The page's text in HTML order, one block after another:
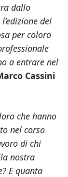
dallo
del
per coloro
a entrare nel
Cassini
che hanno
nel corso
di chi
nostra
E quanta